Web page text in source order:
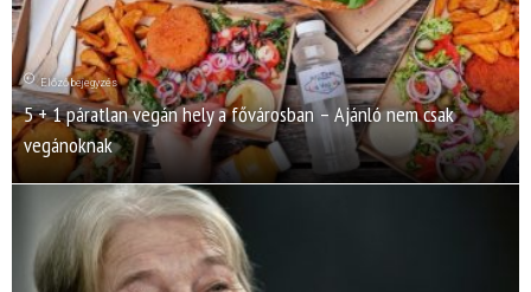
Előző bejegyzés
5 + 1 páratlan vegán hely a fővárosban – Ajánló nem csak
vegánoknak